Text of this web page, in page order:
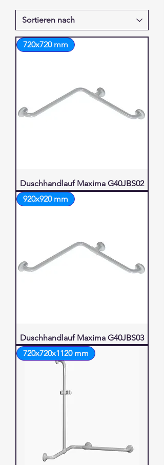
720x720 mm
Duschhandlauf Maxima G40JBS02
920x920 mm
Duschhandlauf Maxima G40JBS03
720x720x1120 mm